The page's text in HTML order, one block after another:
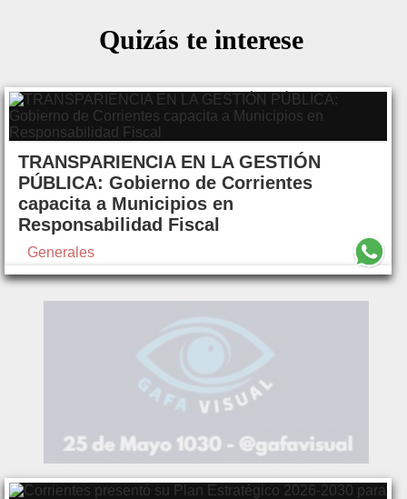
Quizás te interese
TRANSPARIENCIA EN LA GESTIÓN
PÚBLICA: Gobierno de Corrientes
capacita a Municipios en
Responsabilidad Fiscal
Generales